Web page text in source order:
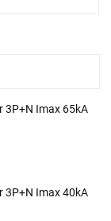
3P+N Imax 65kA
3P+N Imax 40kA